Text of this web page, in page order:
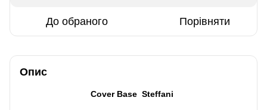
До обраного Порівняти
Опис
Cover Base Steffani